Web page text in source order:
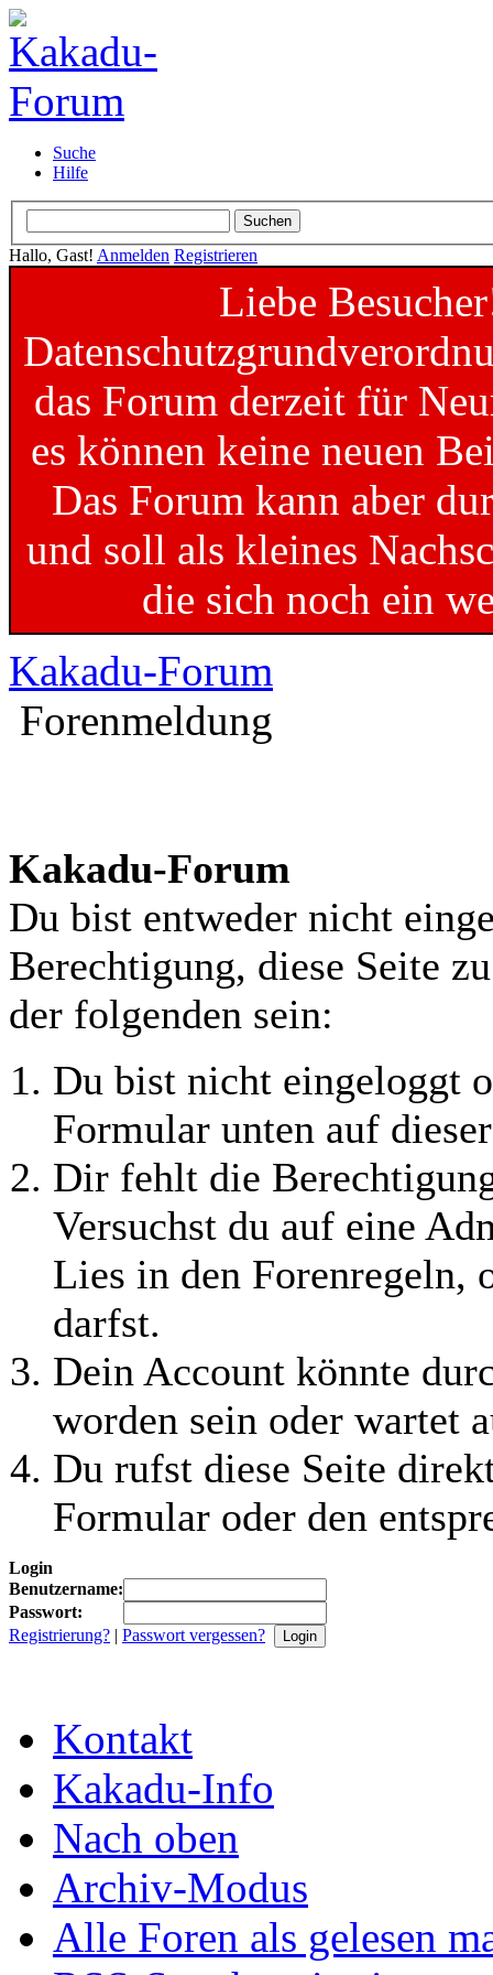
Suche
Hilfe
Hallo, Gast! Anmelden Registrieren
Liebe
das Forum derzeit für
es können keine neuen
Das Forum kann aber
und soll als kleines
die sich noch ein
Kakadu-Forum
Forenmeldung
Kakadu-Forum
Du bist entweder nicht
Berechtigung, diese Seite
der folgenden sein:
Du bist nicht eingeloggt
Formular unten auf
Dir fehlt die
Versuchst du auf eine
Lies in den Forenregeln,
darfst.
Dein Account könnte
worden sein oder wartet
Du rufst diese Seite
Formular oder den
Login
Benutzername:
Passwort:
Registrierung? | Passwort vergessen?
Kontakt
Kakadu-Info
Nach oben
Archiv-Modus
Alle Foren als gelesen